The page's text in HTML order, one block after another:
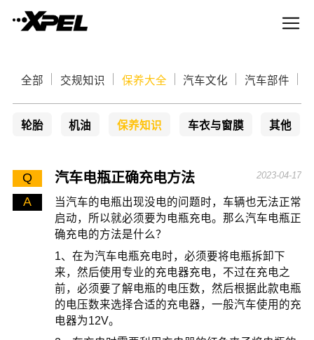
全部 交规知识 保养大全 汽车文化 汽车部件
轮胎 机油 保养知识 车衣与窗膜 其他
Q 汽车电瓶正确充电方法 2023-04-17
A
当汽车的电瓶出现没电的问题时，车辆也无法正常
启动，所以就必须要为电瓶充电。那么汽车电瓶正
确充电的方法是什么？
1、在为汽车电瓶充电时，必须要将电瓶拆卸下
来，然后使用专业的充电器充电，不过在充电之
前，必须要了解电瓶的电压数，然后根据此款电瓶
的电压数来选择合适的充电器，一般汽车使用的充
电器为12V。